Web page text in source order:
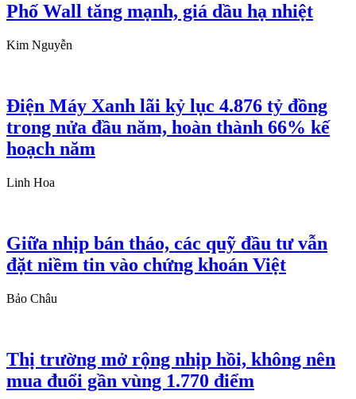
Phố Wall tăng mạnh, giá dầu hạ nhiệt
Kim Nguyễn
Điện Máy Xanh lãi kỷ lục 4.876 tỷ đồng
trong nửa đầu năm, hoàn thành 66% kế
hoạch năm
Linh Hoa
Giữa nhịp bán tháo, các quỹ đầu tư vẫn
đặt niềm tin vào chứng khoán Việt
Bảo Châu
Thị trường mở rộng nhịp hồi, không nên
mua đuổi gần vùng 1.770 điểm